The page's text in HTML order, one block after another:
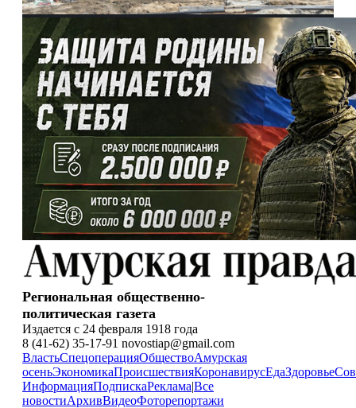
Региональная общественно-
политическая газета
Издается с 24 февраля 1918 года
8 (41-62) 35-17-91 novostiap@gmail.com
ВластьСпецоперацияОбществоАмурская
осеньЭкономикаПроисшествияКоронавирусЕдаЗдоровье
ИнформацияПодпискаРеклама|Все
новостиАрхивВидеоФоторепортажи